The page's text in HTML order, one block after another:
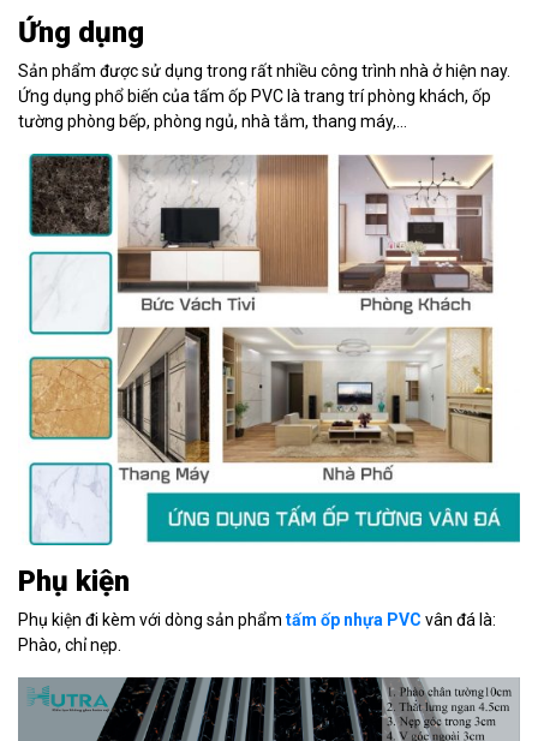
Ứng dụng
Sản phẩm được sử dụng trong rất nhiều công trình nhà ở hiện nay.
Ứng dụng phổ biến của tấm ốp PVC là trang trí phòng khách, ốp
tường phòng bếp, phòng ngủ, nhà tắm, thang máy,…
Phụ kiện
Phụ kiện đi kèm với dòng sản phẩm tấm ốp nhựa PVC vân đá là:
Phào, chỉ nẹp.